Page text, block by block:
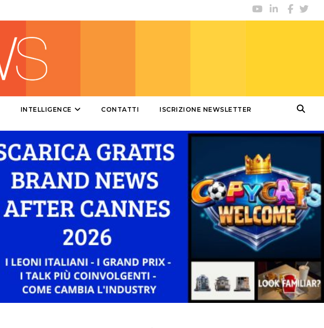
INTELLIGENCE CONTATTI ISCRIZIONE NEWSLETTER